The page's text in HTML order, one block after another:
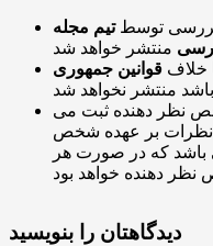
بررسی توسطتیم مجله
خلاف قوانین جمهوری
نظر دهنده ثبت می
نظرات بر عهده شخص
باشد که در صورت هر
دیدگاهتان را بنویسید